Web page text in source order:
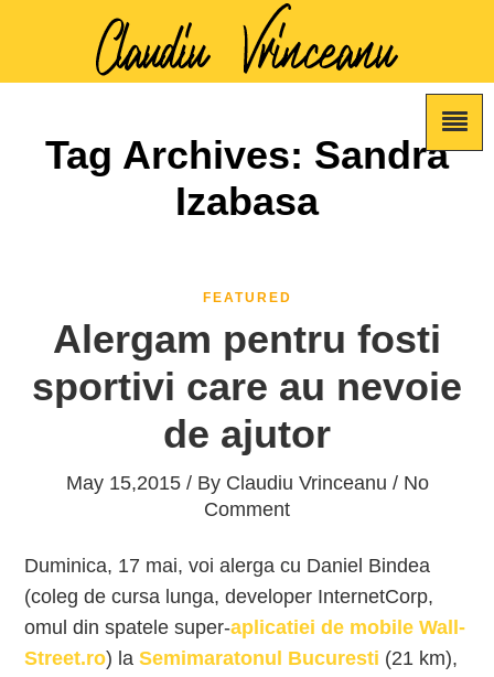
Tag Archives: Sandra
Izabasa
FEATURED
Alergam pentru fosti
sportivi care au nevoie
de ajutor
May 15,2015 / By Claudiu Vrinceanu / No
Comment
Duminica, 17 mai, voi alerga cu Daniel Bindea
(coleg de cursa lunga, developer InternetCorp,
omul din spatele super-aplicatiei de mobile Wall-
Street.ro) laSemimaratonul Bucuresti (21 km),